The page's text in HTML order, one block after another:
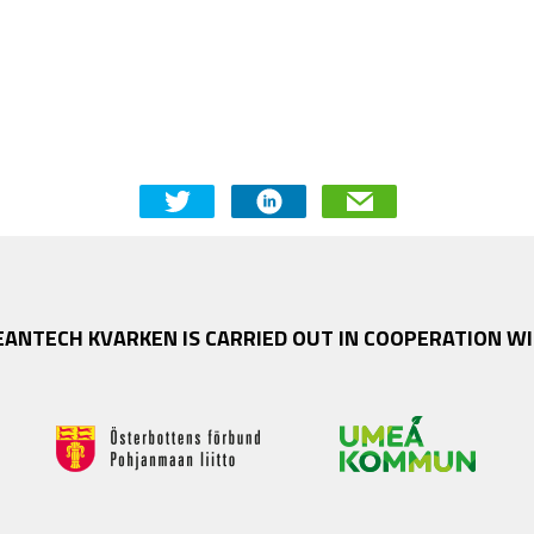
KVARKEN IS CARRIED OUT IN COOPERATION